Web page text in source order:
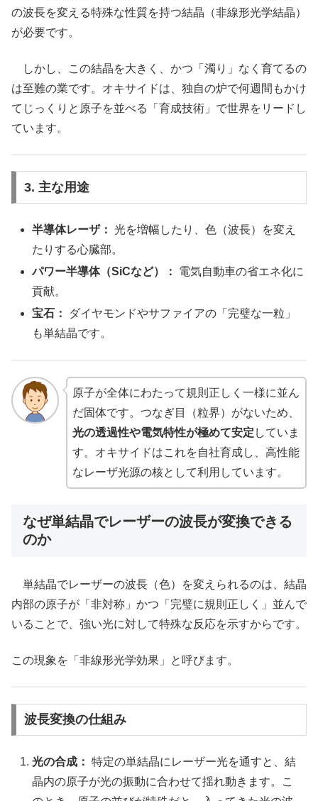
の波長を変える特殊な性質を持つ結晶（非線形光学結晶）
が必要です。
しかし、この結晶を大きく、かつ「濁り」なく育てるの
は至難の業です。オキサイドは、独自の炉で何週間もかけ
てじっくりと原子を並べる「育成技術」で世界をリードし
ています。
3. 主な用途
半導体レーザ： 光を増幅したり、色（波長）を変え
たりする心臓部。
パワー半導体（SiCなど）：
電気自動車の省エネ化に
貢献。
宝石：
ダイヤモンドやサファイアの「完璧な一粒」
も単結晶です。
原子が全体にわたって規則正しく一様に並ん
だ固体です。つなぎ目（粒界）がないため、
光の透過性や電気特性が極めて安定 していま
す。オキサイドはこれを自社育成し、高性能
なレーザ光源の核として利用しています。
なぜ単結晶でレーザーの波長が変換できる
のか
単結晶でレーザーの波長（色）を変えられるのは、結晶
内部の原子が「非対称」かつ「完璧に規則正しく」並んで
いることで、強い光に対して特殊な反応を示すからです。
この現象を「非線形光学効果」と呼びます。
波長変換の仕組み
光の合成： 特定の単結晶にレーザー光を通すと、結
晶内の原子が光の振動に合わせて揺れ動きます。こ